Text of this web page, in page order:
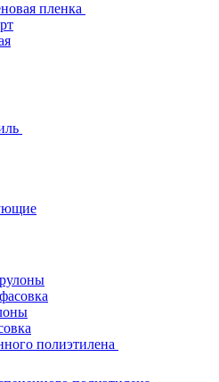
пленка
полиэтилена